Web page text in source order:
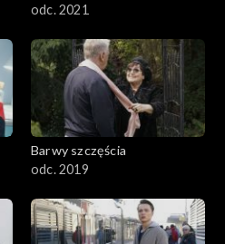
odc. 2021
Barwy szczęścia
odc. 2019